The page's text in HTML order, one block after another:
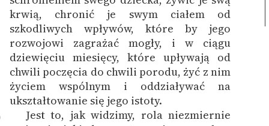
krwią, chronić je swym ciałem od
szkodliwych wpływów, które by jego
rozwojowi zagrażać mogły, i w ciągu
dziewięciu miesięcy, które upływają od
chwili poczęcia do chwili porodu, żyć z nim
życiem wspólnym i oddziaływać na
ukształtowanie się jego istoty.
Jest to, jak widzimy, rola niezmiernie